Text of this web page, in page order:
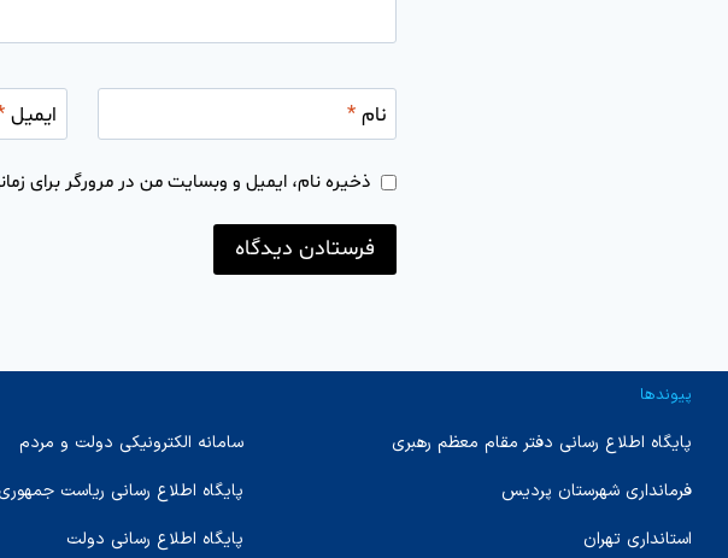
نام* ایمیل
ذخیره نام، ایمیل و وبسایت من در مرورگر برای
پیوندها
پایگاه اطلاع رسانی دفتر مقام معظم رهبری
فرمانداری شهرستان پردیس
استانداری تهران
سامانه الکترونیکی دولت و مردم
پایگاه اطلاع رسانی ریاست
پایگاه اطلاع رسانی دولت